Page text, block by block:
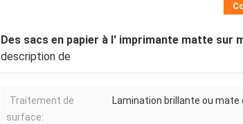
Des sacs en papier à l' imprimante matte sur
description de
Traitement de
surface:
Lamination brillante ou mate